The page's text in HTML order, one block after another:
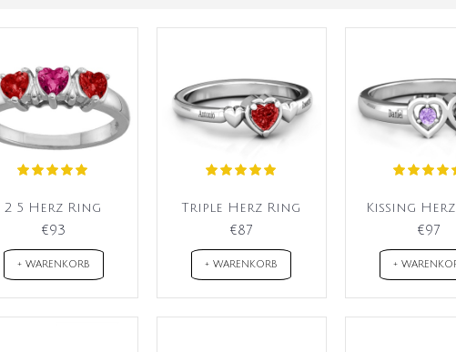
2 5 Herz Ring
€93
+ WARENKORB
Triple Herz Ring
€87
+ WARENKORB
Kissing
€97
+